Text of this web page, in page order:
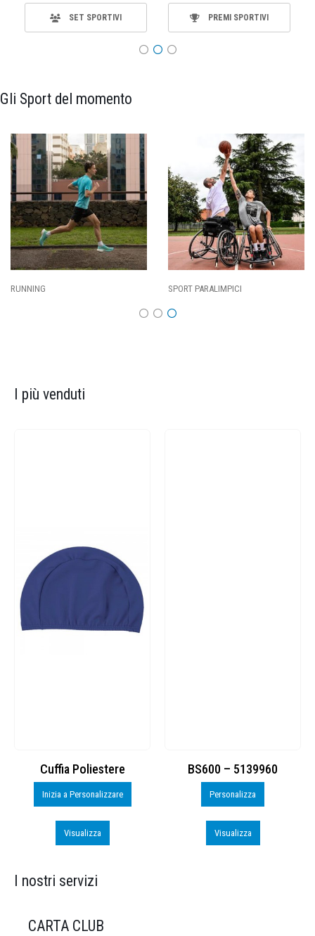
SET SPORTIVI PREMI SPORTIVI
Gli Sport del momento
RUNNING SPORT PARALIMPICI
I più venduti
Cuffia Poliestere
Inizia a Personalizzare
Visualizza
BS600 – 5139960
Personalizza
Visualizza
I nostri servizi
CARTA CLUB